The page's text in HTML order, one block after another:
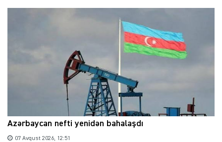
Azərbaycan nefti yenidən bahalaşdı
07 Avqust 2026, 12:51